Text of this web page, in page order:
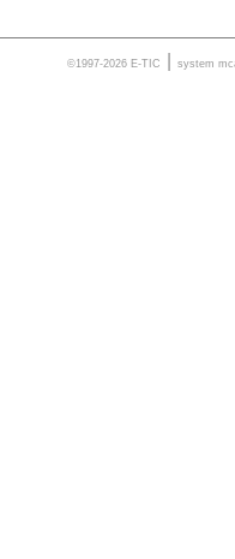
©1997-2026 E-TIC system